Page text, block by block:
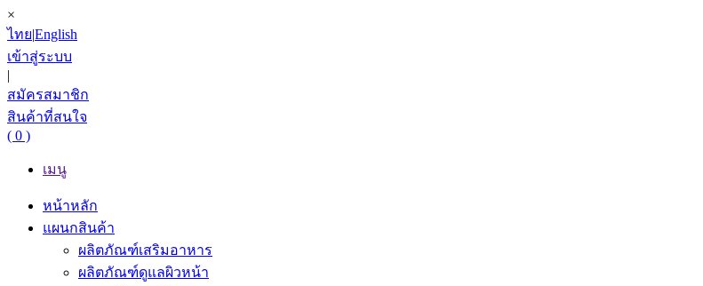
×
ไทย|English
เข้าสู่ระบบ
|
สมัครสมาชิก
สินค้าที่สนใจ
( 0 )
เมนู
หน้าหลัก
แผนกสินค้า
ผลิตภัณฑ์เสริมอาหาร
ผลิตภัณฑ์ดูแลผิวหน้า